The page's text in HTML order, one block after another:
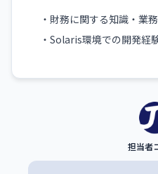
・財務に関する知識・業
・Solaris環境での開発経